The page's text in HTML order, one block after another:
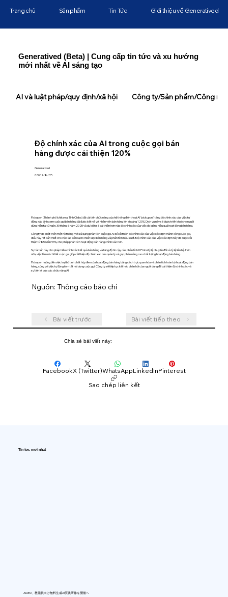
Generatived (Beta) | Cung cấp tin tức và xu hướng
mới nhất về AI sáng tạo
Độ chính xác của AI trong cuộc gọi bán
hàng được cải thiện 120%
Generatived
0:00 19/8/25
Pickupon (Thành phố Ichikawa, Tỉnh Chiba) đã cải tiến chức năng của hệ thống điện thoại AI "pickupon", tăng độ chính xác của việc tự
động xác định xem cuộc gọi bán hàng đã được kết nối với nhân viên bán hàng lên khoảng 120%. Dịch vụ này sẽ được triển khai cho người
dùng hiện tại từ ngày 30 tháng 6 năm 2025 và dự kiến sẽ cải thiện hơn nữa độ chính xác của việc đo lường hiệu quả hoạt động bán hàng.
Công ty đã phát triển một hệ thống mới sử dụng phân tích cuộc gọi AI để cải thiện độ chính xác của việc xác định thành công cuộc gọi,
điều này rất cần thiết cho việc lập kế hoạch chiến lược bán hàng và phân tích hiệu suất. Độ chính xác của việc xác định này đã được cải
thiện từ 85% lên 93%, cho phép phân tích hoạt động bán hàng chính xác hơn.
Sự cải tiến này cho phép hiểu chính xác kết quả bán hàng và tăng độ tin cậy của phân tích KPI như tỷ lệ chuyển đổi và tỷ lệ liên hệ. Hơn
nữa, việc làm rõ chi tiết cuộc gọi giúp cải thiện độ chính xác của quản lý và góp phần nâng cao chất lượng hoạt động bán hàng.
Pickupon hướng đến việc loại bỏ tính chất hộp đen của hoạt động bán hàng bằng cách trực quan hóa và phân tích toàn bộ hoạt động bán
hàng, cùng với việc tự động tóm tắt nội dung cuộc gọi. Công ty sẽ tiếp tục kết hợp phản hồi của người dùng để cải thiện độ chính xác và
sự tiện lợi của các chức năng AI.
Nguồn: Thông cáo báo chí
Bài viết trước Bài viết tiếp theo
Trang chủ Sản phẩm Tin Tức Giới thiệu về Generatived
Chia sẻ bài viết này:
FacebookX (Twitter)WhatsAppLinkedInPinterest
Sao chép liên kết
AI và luật pháp/quy định/xã hội Công ty/Sản phẩm/Công
Tin tức mới nhất
AIUEO、教職員向け無料生成AI実践研修を開催へ